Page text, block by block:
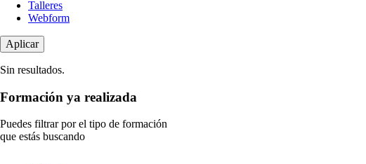
Talleres
Webform
Sin resultados.
Formación ya realizada
Puedes filtrar por el tipo de formación
que estás buscando